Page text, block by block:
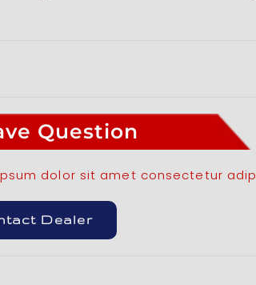
Question?
dolor sit amet consectetur
Dealer